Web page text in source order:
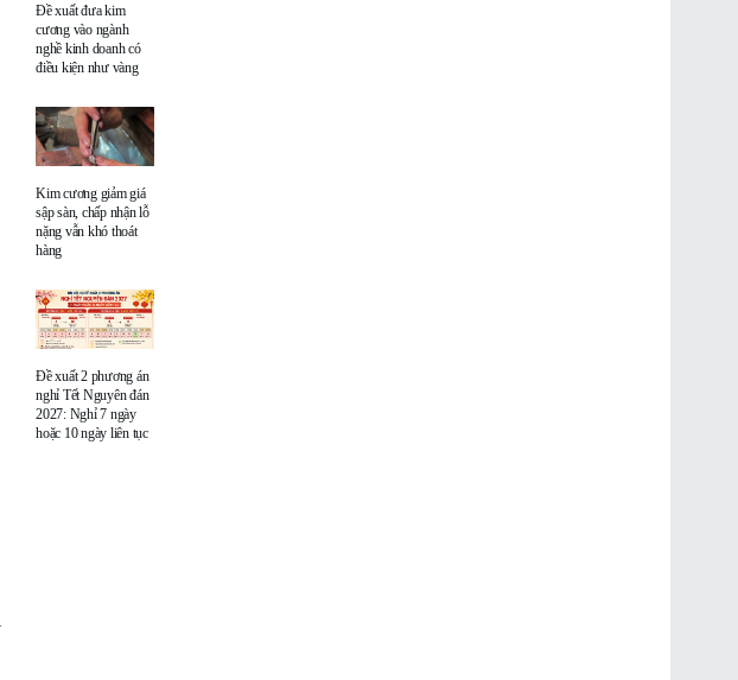
Đề xuất đưa kim
cương vào ngành
nghề kinh doanh có
điều kiện như vàng
Kim cương giảm giá
sập sàn, chấp nhận lỗ
nặng vẫn khó thoát
hàng
Đề xuất 2 phương án
nghỉ Tết Nguyên đán
2027: Nghỉ 7 ngày
hoặc 10 ngày liên tục